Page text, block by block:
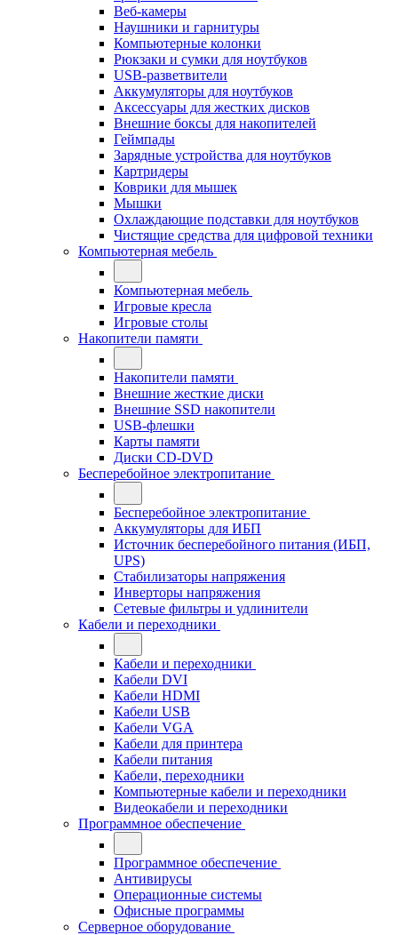
Веб-камеры
Наушники и гарнитуры
Компьютерные колонки
Рюкзаки и сумки для ноутбуков
USB-разветвители
Аккумуляторы для ноутбуков
Аксессуары для жестких дисков
Внешние боксы для накопителей
Геймпады
Зарядные устройства для ноутбуков
Картридеры
Коврики для мышек
Мышки
Охлаждающие подставки для ноутбуков
Чистящие средства для цифровой техники
Компьютерная мебель
Компьютерная мебель
Игровые кресла
Игровые столы
Накопители памяти
Накопители памяти
Внешние жесткие диски
Внешние SSD накопители
USB-флешки
Карты памяти
Диски CD-DVD
Бесперебойное электропитание
Бесперебойное электропитание
Аккумуляторы для ИБП
Источник бесперебойного питания (ИБП,
UPS)
Стабилизаторы напряжения
Инверторы напряжения
Сетевые фильтры и удлинители
Кабели и переходники
Кабели и переходники
Кабели DVI
Кабели HDMI
Кабели USB
Кабели VGA
Кабели для принтера
Кабели питания
Кабели, переходники
Компьютерные кабели и переходники
Видеокабели и переходники
Программное обеспечение
Программное обеспечение
Антивирусы
Операционные системы
Офисные программы
Серверное оборудование